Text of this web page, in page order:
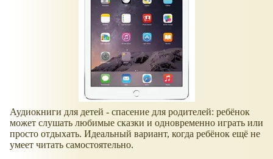
Аудиокниги для детей - спасение для родителей: ребёнок
может слушать любимые сказки и одновременно играть или
просто отдыхать. Идеальный вариант, когда ребёнок ещё не
умеет читать самостоятельно.